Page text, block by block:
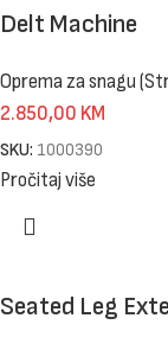
Delt Machine
Oprema za snagu
2.850,00 KM
SKU: 1000390
Pročitaj više
Seated Leg